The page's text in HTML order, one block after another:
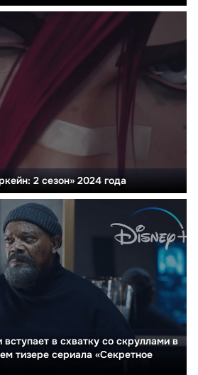
2 сезон» 2024 года
в схватку со скруллами в
тизере сериала «Секретное